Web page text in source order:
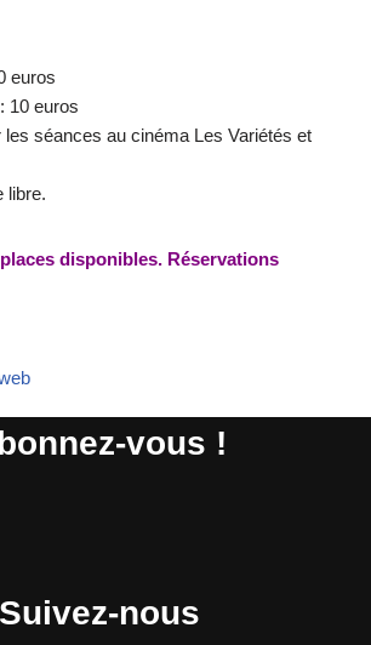
euros
: 10 euros
séances au cinéma Les Variétés et
libre.
disponibles. Réservations
vous !
Suivez-nous